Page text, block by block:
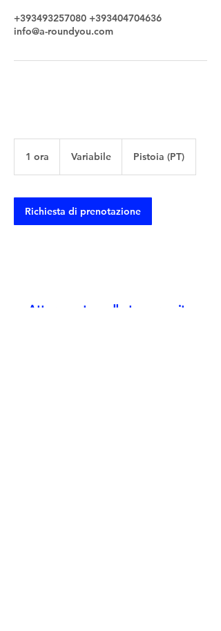
+393493257080 +393404704636
info@a-roundyou.com
1 ora Variabile Pistoia (PT)
Richiesta di prenotazione
Attorno a te, nella tua crescita.